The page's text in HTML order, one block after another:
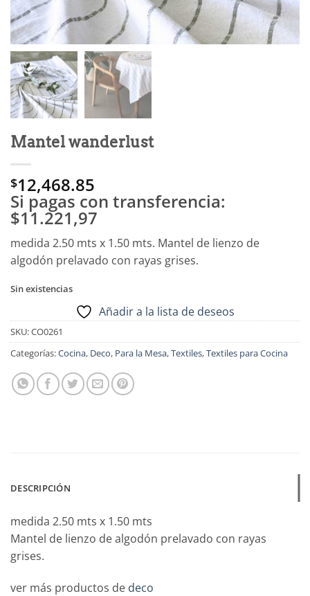
Mantel wanderlust
$12,468.85
Si pagas con transferencia:
$11.221,97
medida 2.50 mts x 1.50 mts. Mantel de lienzo de
algodón prelavado con rayas grises.
Sin existencias
Añadir a la lista de deseos
SKU:CO0261
Categorías:Cocina, Deco, Para la Mesa,Textiles,Textiles para Cocina
DESCRIPCIÓN
medida 2.50 mts x 1.50 mts
Mantel de lienzo de algodón prelavado con rayas
grises.
ver más productos de deco